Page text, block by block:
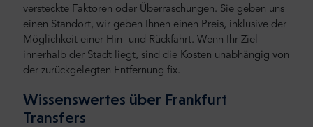
versteckte Faktoren oder Überraschungen. Sie geben uns
einen Standort, wir geben Ihnen einen Preis, inklusive der
Möglichkeit einer Hin- und Rückfahrt. Wenn Ihr Ziel
innerhalb der Stadt liegt, sind die Kosten unabhängig von
der zurückgelegten Entfernung fix.
Wissenswertes über Frankfurt
Transfers